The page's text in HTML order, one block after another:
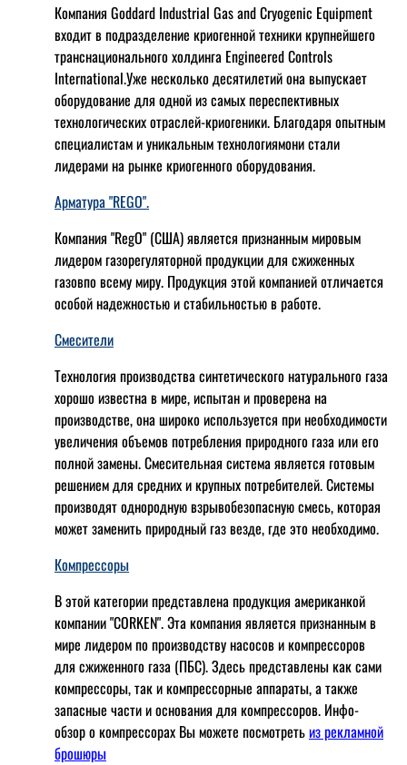
Компания Goddard Industrial Gas and Cryogenic Equipment
входит в подразделение криогенной техники крупнейшего
транснационального холдинга Engineered Controls
International.Уже несколько десятилетий она выпускает
оборудование для одной из самых переспективных
технологических отраслей-криогеники. Благодаря опытным
специалистам и уникальным технологиямони стали
лидерами на рынке криогенного оборудования.
Арматура "REGO".
Компания "RegO" (США) является признанным мировым
лидером газорегуляторной продукции для сжиженных
газовпо всему миру. Продукция этой компанией отличается
особой надежностью и стабильностью в работе.
Смесители
Технология производства синтетического натурального газа
хорошо известна в мире, испытан и проверена на
производстве, она широко используется при необходимости
увеличения объемов потребления природного газа или его
полной замены. Смесительная система является готовым
решением для средних и крупных потребителей. Системы
производят однородную взрывобезопасную смесь, которая
может заменить природный газ везде, где это необходимо.
Компрессоры
В этой категории представлена продукция американкой
компании "CORKEN". Эта компания является признанным в
мире лидером по производству насосов и компрессоров
для сжиженного газа (ПБС). Здесь представлены как сами
компрессоры, так и компрессорные аппараты, а также
запасные части и основания для компрессоров. Инфо-
обзор о компрессорах Вы можете посмотретьиз рекламной
брошюры